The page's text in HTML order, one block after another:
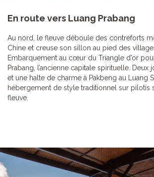
En route vers Luang Prabang
Au nord, le fleuve déboule des contreforts
Chine et creuse son sillon au pied des
Embarquement au cœur du Triangle d’or
Prabang, l’ancienne capitale spirituelle. Deux
et une halte de charme à Pakbeng au Luang
hébergement de style traditionnel sur pilotis
fleuve.